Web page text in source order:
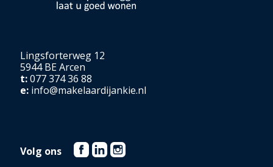
Lingsforterweg 12
5944 BE Arcen
t:077 374 36 88
e: info@makelaardijankie.nl
Volg ons